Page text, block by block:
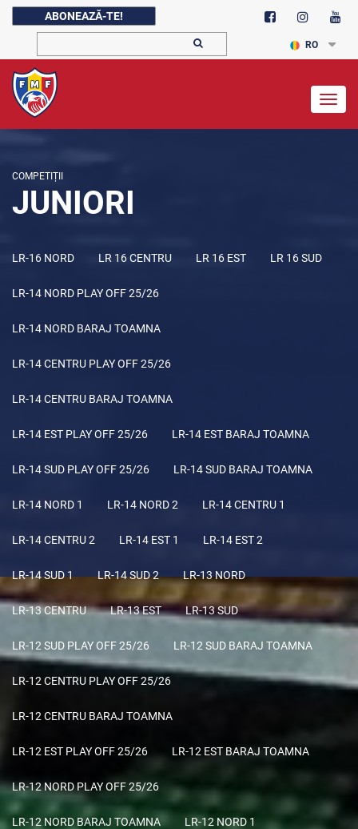
ABONEAZĂ-TE!
RO
COMPETIȚII
JUNIORI
LR-16 NORD LR 16 CENTRU LR 16 EST LR 16 SUD
LR-14 NORD PLAY OFF 25/26
LR-14 NORD BARAJ TOAMNA
LR-14 CENTRU PLAY OFF 25/26
LR-14 CENTRU BARAJ TOAMNA
LR-14 EST PLAY OFF 25/26 LR-14 EST BARAJ TOAMNA
LR-14 SUD PLAY OFF 25/26 LR-14 SUD BARAJ TOAMNA
LR-14 NORD 1 LR-14 NORD 2 LR-14 CENTRU 1
LR-14 CENTRU 2 LR-14 EST 1 LR-14 EST 2
LR-14 SUD 1 LR-14 SUD 2 LR-13 NORD
LR-13 CENTRU LR-13 EST LR-13 SUD
LR-12 SUD PLAY OFF 25/26 LR-12 SUD BARAJ TOAMNA
LR-12 CENTRU PLAY OFF 25/26
LR-12 CENTRU BARAJ TOAMNA
LR-12 EST PLAY OFF 25/26 LR-12 EST BARAJ TOAMNA
LR-12 NORD PLAY OFF 25/26
LR-12 NORD BARAJ TOAMNA LR-12 NORD 1